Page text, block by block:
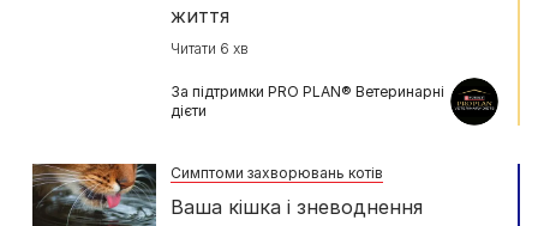
життя
Читати 6 хв
За підтримки PRO PLAN® Ветеринарні
дієти
Симптоми захворювань котів
Ваша кішка і зневоднення